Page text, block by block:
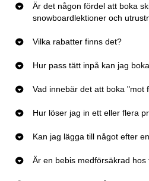
Är det någon fördel att boka
snowboardlektioner och
Vilka rabatter finns det?
Hur pass tätt inpå kan jag
Vad innebär det att boka "mot
Hur löser jag in ett eller flera
Kan jag lägga till något efter
Är en bebis medförsäkrad hos